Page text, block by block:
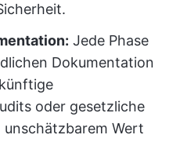
Jede Phase
Dokumentation
oder gesetzliche
Wert